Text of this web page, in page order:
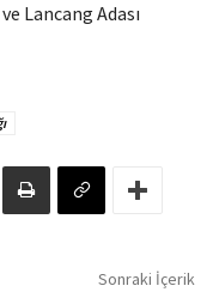
Lancang Adası
Sonraki İçerik